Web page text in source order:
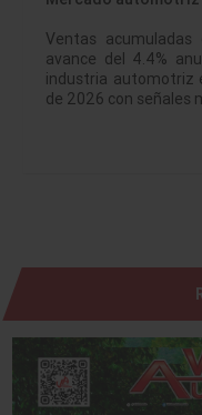
Ventas
avance del 4.4%
industria automotriz
de 2026 con señales